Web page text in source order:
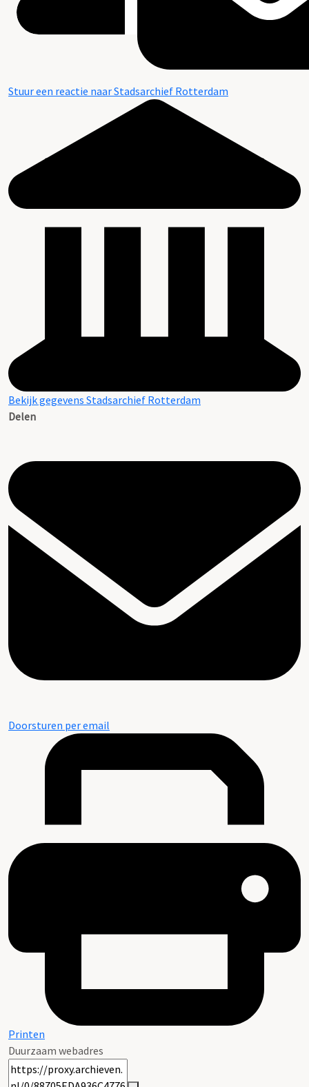
Stuur een reactie naar Stadsarchief Rotterdam
Bekijk gegevens Stadsarchief Rotterdam
Delen
Doorsturen per email
Printen
Duurzaam webadres